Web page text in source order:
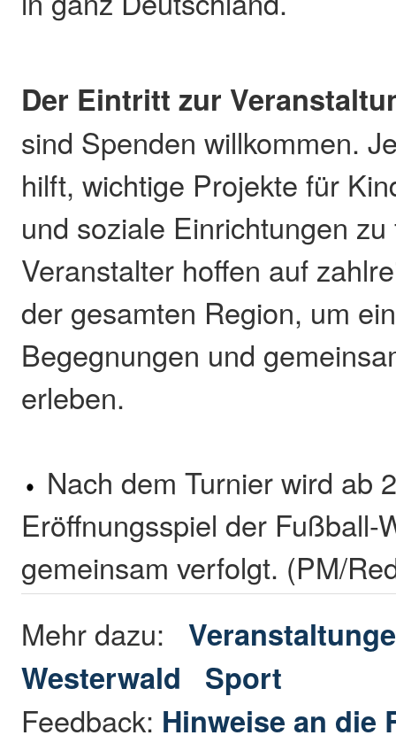
Der Eintritt zur
sind Spenden willkommen.
hilft, wichtige Projekte für
und soziale Einrichtungen
Veranstalter hoffen auf
der gesamten Region, um
Begegnungen und
erleben.
Nach dem Turnier wird ab
Eröffnungsspiel der Fußball-
gemeinsam verfolgt. (PM/
Mehr dazu:
Westerwald
Sport
Feedback: Hinweise an die